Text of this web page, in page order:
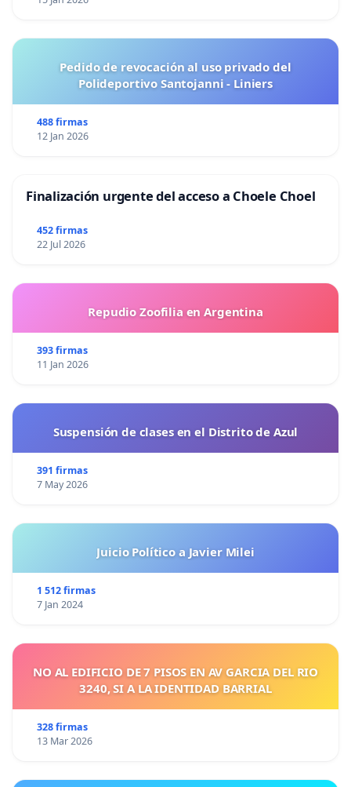
Pedido de revocación al uso privado del
Polideportivo Santojanni - Liniers
488 firmas
12 Jan 2026
Finalización urgente del acceso a Choele Choel
452 firmas
22 Jul 2026
Repudio Zoofilia en Argentina
393 firmas
11 Jan 2026
Suspensión de clases en el Distrito de Azul
391 firmas
7 May 2026
Juicio Político a Javier Milei
1 512 firmas
7 Jan 2024
NO AL EDIFICIO DE 7 PISOS EN AV GARCIA DEL RIO
3240, SI A LA IDENTIDAD BARRIAL
328 firmas
13 Mar 2026